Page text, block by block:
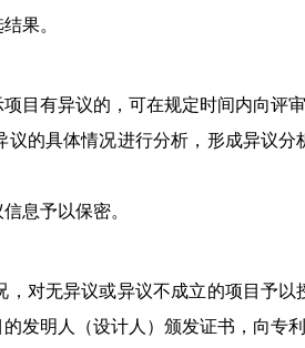
果。
有异议的，可在规定时间内向评审
具体情况进行分析，形成异议分
息予以保密。
无异议或异议不成立的项目予以
发明人（设计人）颁发证书，向专利